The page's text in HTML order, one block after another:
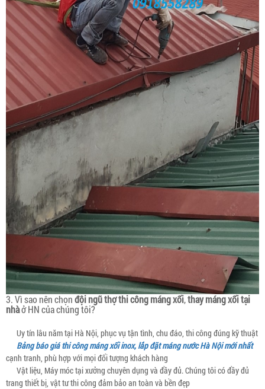
3. Vì sao nên chọnđội ngũ thợ thi công máng xối,thay máng xối tại
nhàở HN của chúng tôi?
Uy tín lâu năm tại Hà Nội, phục vụ tận tình, chu đáo, thi công đúng kỹ thuật
Bảng báo giá thi công máng xối inox, lắp đặt máng nước Hà Nội mới nhất
cạnh tranh, phù hợp với mọi đối tượng khách hàng
Vật liệu, Máy móc tại xưởng chuyên dụng và đầy đủ. Chúng tôi có đầy đủ
trang thiết bị, vật tư thi công đảm bảo an toàn và bền đẹp